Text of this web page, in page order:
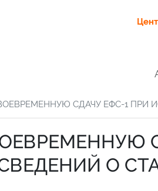
СДАЧУ ЕФС-1 ПРИ
О